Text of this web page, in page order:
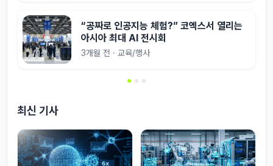
“공짜로 인공지능 체험?” 코엑스서 열리는
아시아 최대 AI 전시회
3개월 전 · 교육/행사
최신 기사